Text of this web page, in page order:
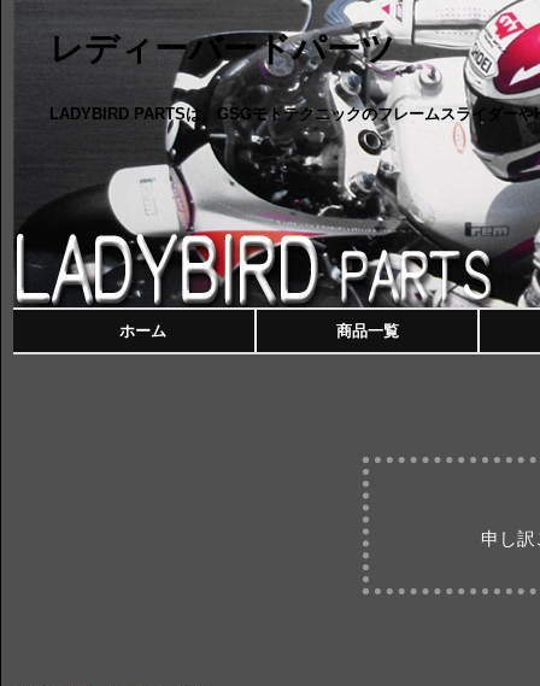
レディーバードパーツ
LADYBIRD PARTSは、GSGモトテクニックのフレームスライダー
ホーム 商品一覧
申し